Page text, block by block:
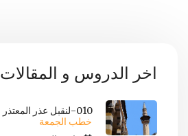
اخر الدروس و المقالات
010-لنقبل عذر المعتذر
خطب الجمعة